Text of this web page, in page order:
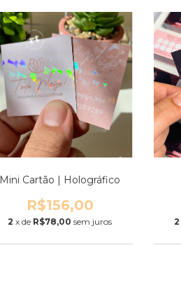
Mini Cartão | Holográfico
R$156,00
2 x de R$78,00 sem juros 2